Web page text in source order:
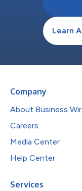
Learn
Company
About Business
Careers
Media Center
Help Center
Services